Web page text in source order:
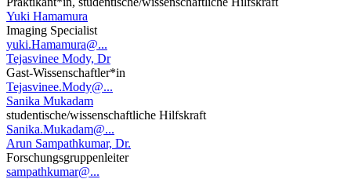
Yuki Hamamura
Imaging Specialist
yuki.Hamamura@...
Tejasvinee Mody, Dr
Gast-Wissenschaftler*in
Tejasvinee.Mody@...
Sanika Mukadam
studentische/wissenschaftliche Hilfskraft
Sanika.Mukadam@...
Arun Sampathkumar, Dr.
Forschungsgruppenleiter
sampathkumar@...